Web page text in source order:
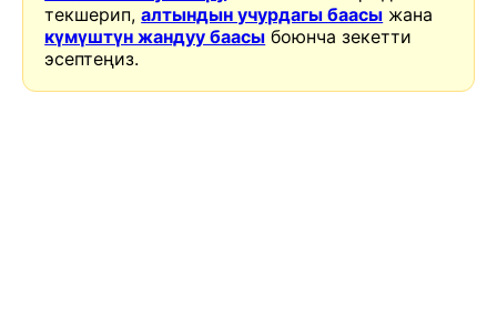
текшерип,алтындын учурдагы баасы жана
күмүштүн жандуу баасы боюнча зекетти
эсептеңиз.